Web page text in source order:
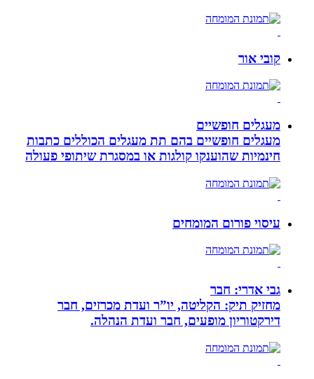
קובי אור
מעגלים חופשיים
מעגלים חופשיים בהם תת מעגלים הכוללים כתבות
חינמיות שהוענקו קולגות או במסגרת שיתופי פעולה
עיסוי פורום המומחים
גבי אדרי: חבר
מחזיק תיק: הקליטה, יו”ר ועדת מכרזים, חבר
דירקטוריון מופעים, חבר ועדת הנהלה.